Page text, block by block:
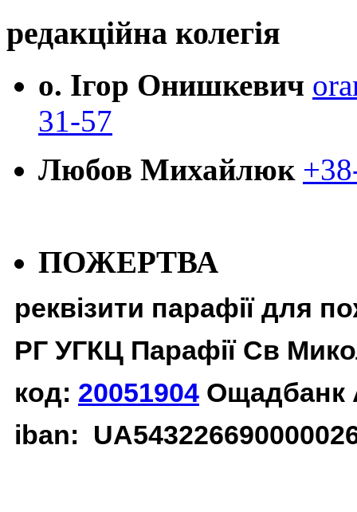
редакційна колегія
о. Ігор Онишкевич
31-57
Любов Михайлюк
ПОЖЕРТВА
реквізити парафії для
РГ УГКЦ Парафії Св
код: 20051904 Ощадбанк
iban: